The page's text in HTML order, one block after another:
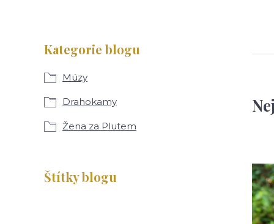
Kategorie blogu
Múzy
Drahokamy
Žena za Plutem
Štítky blogu